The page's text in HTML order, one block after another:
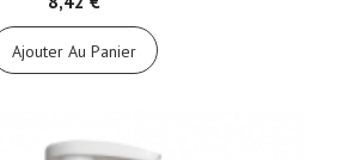
Ajouter Au Panier